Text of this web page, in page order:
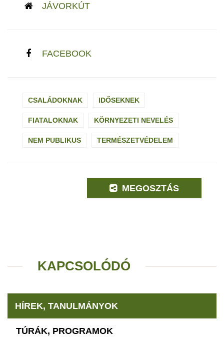
JÁVORKÚT
FACEBOOK
CSALÁDOKNAK IDŐSEKNEK
FIATALOKNAK KÖRNYEZETI NEVELÉS
NEM PUBLIKUS TERMÉSZETVÉDELEM
MEGOSZTÁS
KAPCSOLÓDÓ
HÍREK, TANULMÁNYOK
TÚRÁK, PROGRAMOK